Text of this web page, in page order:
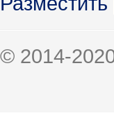
© 2014-